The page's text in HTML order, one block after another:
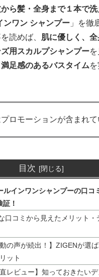
ら髪・全身まで１本で洗
ンワン シャンプー 」を徹
読めば、 肌に優しく、
用スカルプシャンプー
満足感のあるバスタイム
ロモーションが含まれて
目次
ルインワンシャンプーの口コ
！
口コミから見えたメリット・
動の声が続出！】ZIGENが選
ット
直レビュー】知っておきたい